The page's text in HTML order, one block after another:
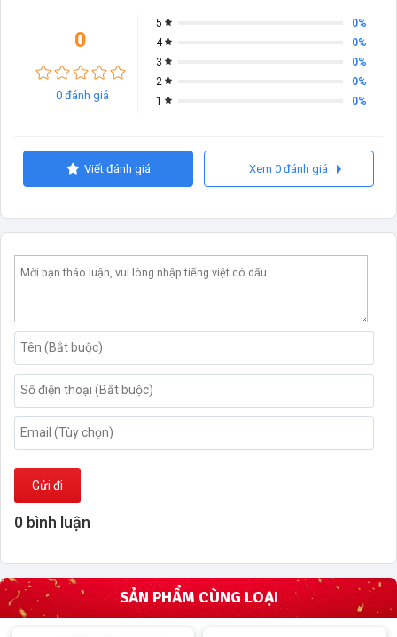
0
0 đánh giá
5
0%
4
0%
3
0%
2
0%
1
0%
Viết đánh giá Xem 0 đánh giá
Gửi đi
0 bình luận
SẢN PHẨM CÙNG LOẠI